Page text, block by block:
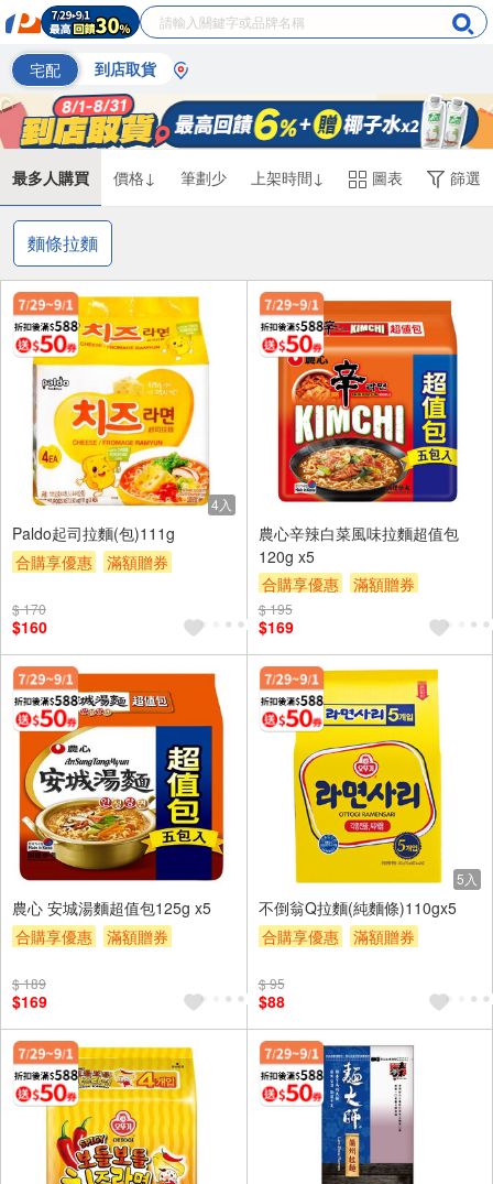
宅配 到店取貨
最多人購買 價格↓ 筆劃少 上架時間↓ 圖表 篩選
麵條拉麵
4入
Paldo起司拉麵(包)111g
合購享優惠
滿額贈券
$ 170
$160
農心辛辣白菜風味拉麵超值包
120g x5
合購享優惠
滿額贈券
贈$200
$ 195
$169
農心 安城湯麵超值包125g x5
合購享優惠
滿額贈券
$ 189
$169
5入
不倒翁Q拉麵(純麵條)110gx5
合購享優惠
滿額贈券
$ 95
$88